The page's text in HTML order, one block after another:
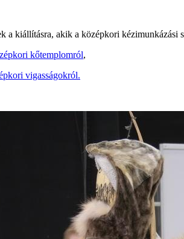
a kiállításra, akik a középkori kézimunkázási
kőtemplomról,
vigasságokról.